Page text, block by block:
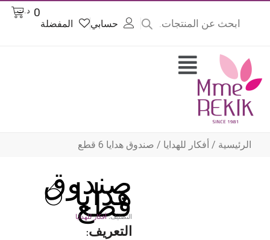
حسابي المفضلة
د.ت
Cart
Flyout
Menu
الرئيسية/أفكار للهدايا/ صندوق هدايا 6 قطع
صندوق
هدايا 6 قطعالتصنيف:أفكار للهدايا
التعريف: